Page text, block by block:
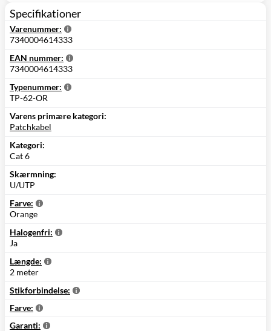
Specifikationer
Varenummer:
7340004614333
EAN nummer:
7340004614333
Typenummer:
TP-62-OR
Varens primære kategori:
Patchkabel
Kategori:
Cat 6
Skærmning:
U/UTP
Farve:
Orange
Halogenfri:
Ja
Længde:
2 meter
Stikforbindelse:
Farve:
Garanti: